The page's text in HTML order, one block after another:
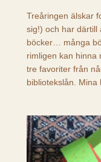
Treåringen älskar
sig!) och har därtill
böcker… många
rimligen kan hinna
tre favoriter från
bibliotekslån. Mina